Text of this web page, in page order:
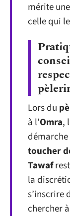
mérite
celle qui
Lors du
à l’Omra,
toucher
Tawaf
la
s’inscrire
chercher